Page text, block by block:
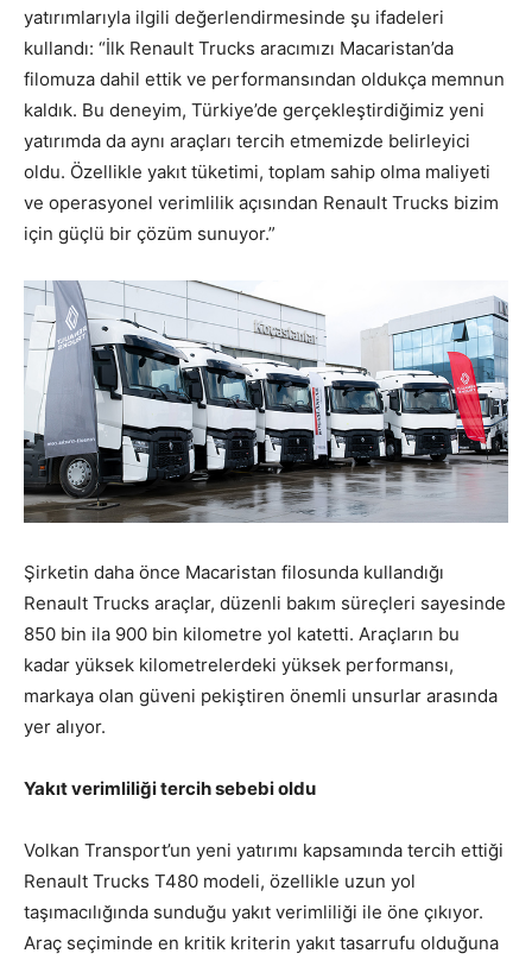
yatırımlarıyla ilgili değerlendirmesinde şu ifadeleri
kullandı: “İlk Renault Trucks aracımızı Macaristan’da
filomuza dahil ettik ve performansından oldukça memnun
kaldık. Bu deneyim, Türkiye’de gerçekleştirdiğimiz yeni
yatırımda da aynı araçları tercih etmemizde belirleyici
oldu. Özellikle yakıt tüketimi, toplam sahip olma maliyeti
ve operasyonel verimlilik açısından Renault Trucks bizim
için güçlü bir çözüm sunuyor.”
Şirketin daha önce Macaristan filosunda kullandığı
Renault Trucks araçlar, düzenli bakım süreçleri sayesinde
850 bin ila 900 bin kilometre yol katetti. Araçların bu
kadar yüksek kilometrelerdeki yüksek performansı,
markaya olan güveni pekiştiren önemli unsurlar arasında
yer alıyor.
Yakıt verimliliği tercih sebebi oldu
Volkan Transport’un yeni yatırımı kapsamında tercih ettiği
Renault Trucks T480 modeli, özellikle uzun yol
taşımacılığında sunduğu yakıt verimliliği ile öne çıkıyor.
Araç seçiminde en kritik kriterin yakıt tasarrufu olduğuna